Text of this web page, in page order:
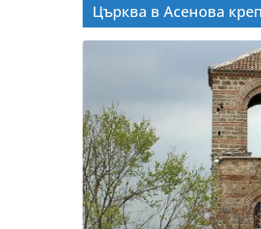
Църква в Асенова